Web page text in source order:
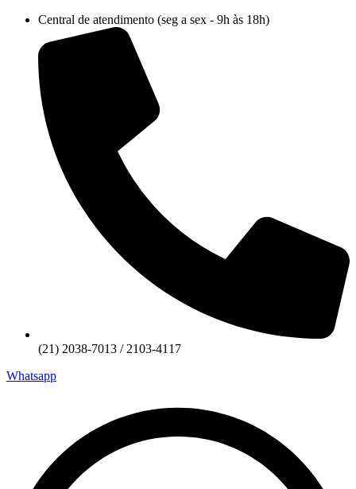
conteúdo
Central de atendimento (seg a sex - 9h às 18h)
(21) 2038-7013 / 2103-4117
Whatsapp